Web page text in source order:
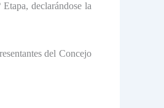
declarándose la
del Concejo